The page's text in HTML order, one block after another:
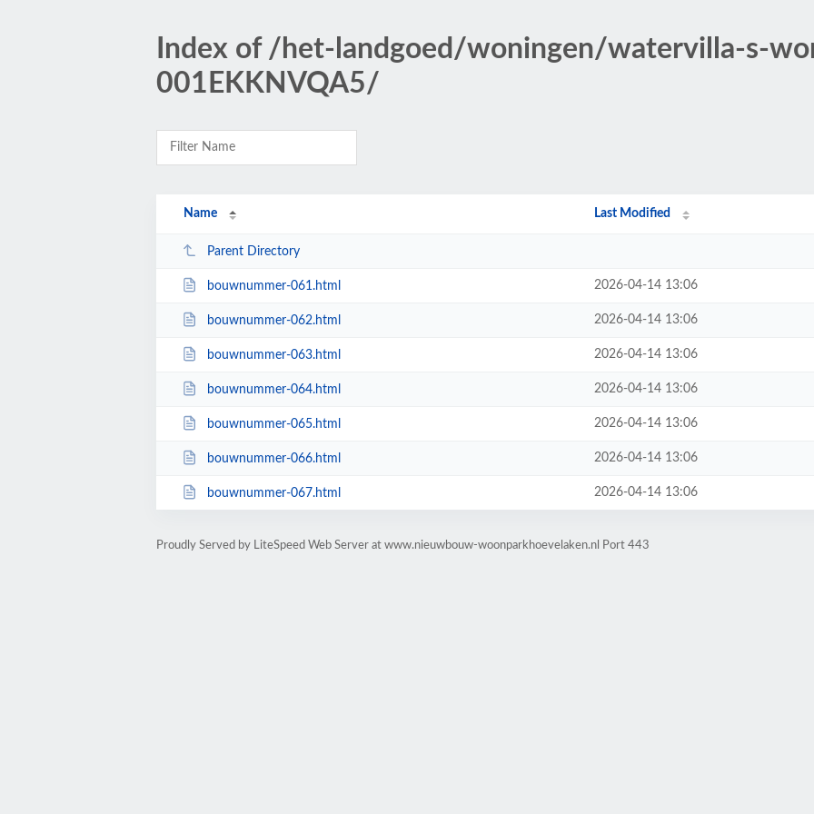
Index of /het-landgoed/woningen/watervilla-s-
001EKKNVQA5/
Name Last Modified
Parent Directory
bouwnummer-061.html 2026-04-14 13:06
bouwnummer-062.html 2026-04-14 13:06
bouwnummer-063.html 2026-04-14 13:06
bouwnummer-064.html 2026-04-14 13:06
bouwnummer-065.html 2026-04-14 13:06
bouwnummer-066.html 2026-04-14 13:06
bouwnummer-067.html 2026-04-14 13:06
Proudly Served by LiteSpeed Web Server at www.nieuwbouw-woonparkhoevelaken.nl Port 443